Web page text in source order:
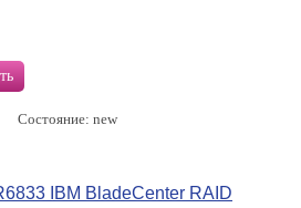
Состояние: new
IBM BladeCenter RAID